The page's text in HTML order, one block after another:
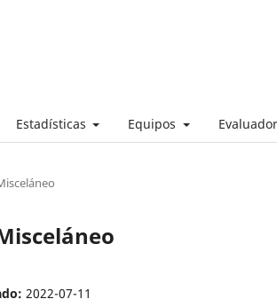
Estadísticas Equipos
2022-07-11